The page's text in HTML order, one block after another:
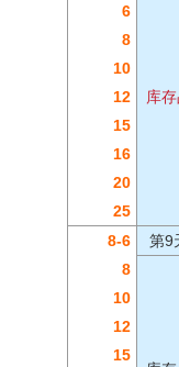
库
6
8
10
12
15
16
20
25
8-6
第9
8
10
12
15